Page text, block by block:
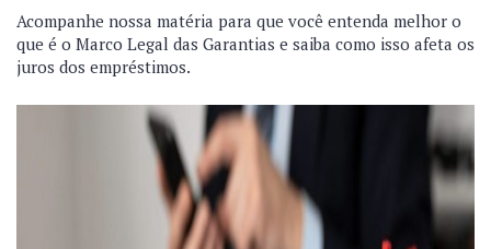
Acompanhe nossa matéria para que você entenda melhor o
que é o Marco Legal das Garantias e saiba como isso afeta os
juros dos empréstimos.